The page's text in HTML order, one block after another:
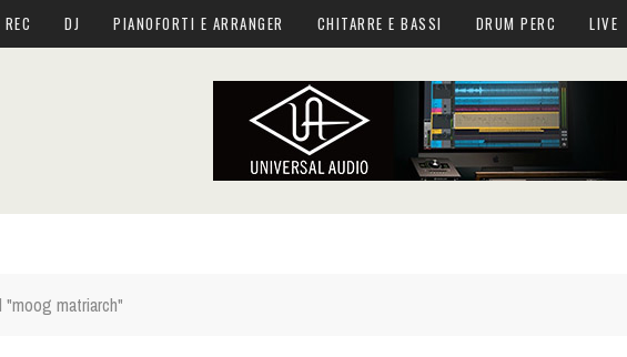
REC DJ PIANOFORTI E ARRANGER CHITARRE E BASSI DRUM PERC LIVE
matriarch"